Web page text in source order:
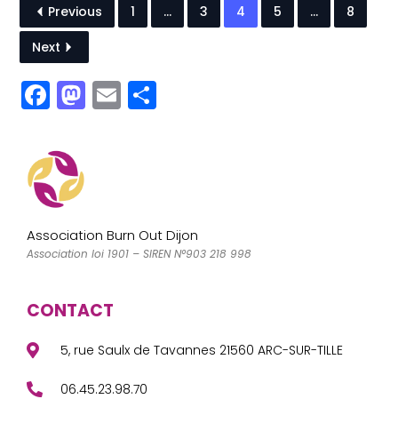
Previous 1 … 3 4 5 …
8
Next
F
a
c
e
b
o
o
k
M
a
o
n
E
m
er
Association Burn Out Dijon
Association loi 1901 – SIREN N°903 218 998
CONTACT
5, rue Saulx de Tavannes 21560 ARC-SUR-TILLE
06.45.23.98.70